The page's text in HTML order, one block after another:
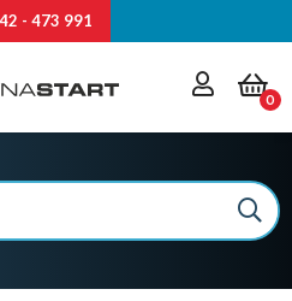
- 473 991
0